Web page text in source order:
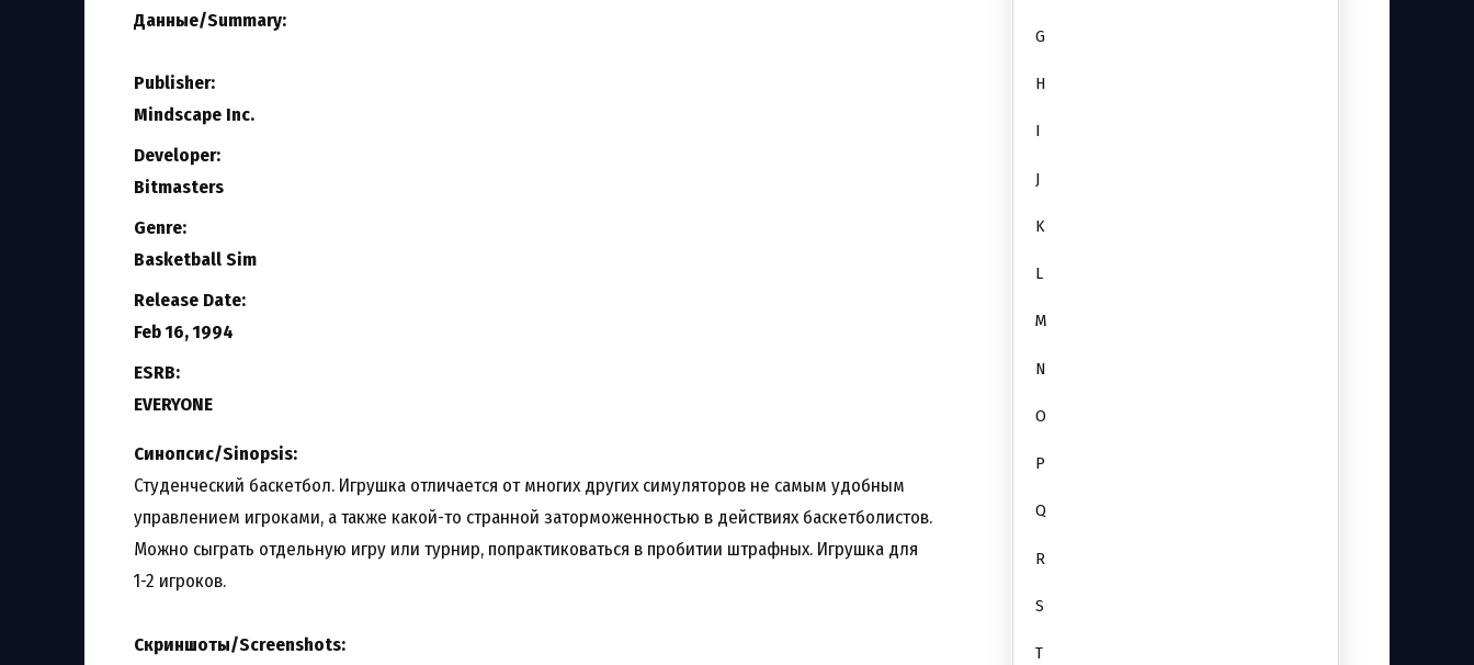
Данные/Summary:
Publisher:
Mindscape Inc.
Developer:
Bitmasters
Genre:
Basketball Sim
Release Date:
Feb 16, 1994
ESRB:
EVERYONE
Синопсис/Sinopsis:
Студенческий баскетбол. Игрушка отличается от многих других симуляторов не самым удобным
управлением игроками, а также какой-то странной заторможенностью в действиях баскетболистов.
Можно сыграть отдельную игру или турнир, попрактиковаться в пробитии штрафных. Игрушка для
1-2 игроков.
Скриншоты/Screenshots:
G
H
I
J
K
L
M
N
O
P
Q
R
S
T